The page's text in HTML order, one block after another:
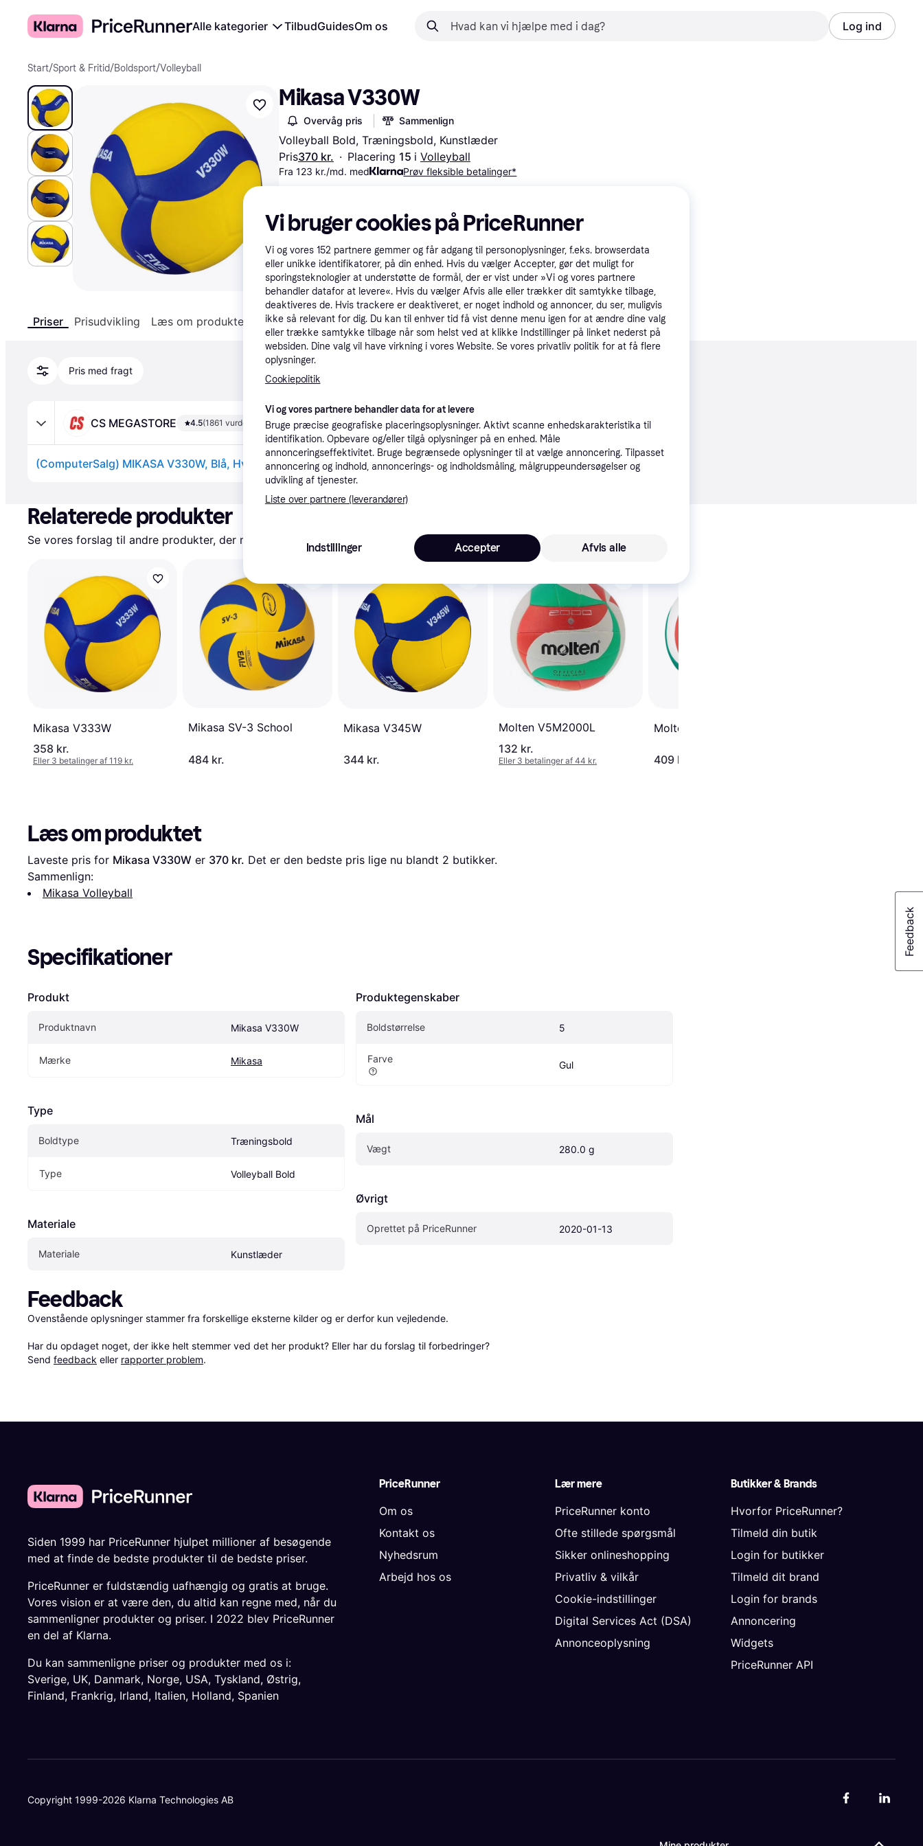
Alle kategorier TilbudGuidesOm os Log ind
Start/Sport & Fritid/Boldsport/Volleyball
Mikasa V330W
Overvåg pris Sammenlign
Volleyball Bold, Træningsbold, Kunstlæder
Pris370 kr. · Placering 15 i Volleyball
Fra 123 kr./md. med Prøv fleksible betalinger*
Priser Prisudvikling Læs om produktet Specifikationer
Pris med fragt
CS MEGASTORE 4.5(1861 vurderinger) Købsgaranti
(ComputerSalg) MIKASA V330W, Blå, Hvid, Gul, Nylon, Indendørs, FIVB, Mønster, 1 stk 39 kr. fragt,4-5 dage 370 kr.
Eller 123 kr./md.
Relaterede produkter
Se vores forslag til andre produkter, der matcher dine interesser.
Mikasa V333W
358 kr.
Eller 3 betalinger af 119 kr.
Mikasa SV-3 School
484 kr.
Mikasa V345W
344 kr.
Molten V5M2000L
132 kr.
Eller 3 betalinger af 44 kr.
Molten V5M4000
409 kr.
Læs om produktet
Laveste pris for Mikasa V330W er 370 kr. Det er den bedste pris lige nu blandt 2 butikker.
Sammenlign:
Mikasa Volleyball
Specifikationer
Produkt
Produktnavn Mikasa V330W
Mærke Mikasa
Type
Boldtype Træningsbold
Type Volleyball Bold
Materiale
Materiale Kunstlæder
Produktegenskaber
Boldstørrelse 5
Farve
Gul
Mål
Vægt 280.0 g
Øvrigt
Oprettet på PriceRunner 2020-01-13
Feedback
Ovenstående oplysninger stammer fra forskellige eksterne kilder og er derfor kun vejledende.
Har du opdaget noget, der ikke helt stemmer ved det her produkt? Eller har du forslag til forbedringer?
Send feedback eller rapporter problem.
PriceRunner
Om os
Kontakt os
Nyhedsrum
Arbejd hos os
Lær mere
PriceRunner konto
Ofte stillede spørgsmål
Sikker onlineshopping
Privatliv & vilkår
Cookie-indstillinger
Digital Services Act (DSA)
Annonceoplysning
Butikker & Brands
Hvorfor PriceRunner?
Tilmeld din butik
Login for butikker
Tilmeld dit brand
Login for brands
Annoncering
Widgets
PriceRunner API
Siden 1999 har PriceRunner hjulpet millioner af besøgende
med at finde de bedste produkter til de bedste priser.
PriceRunner er fuldstændig uafhængig og gratis at bruge.
Vores vision er at være den, du altid kan regne med, når du
sammenligner produkter og priser. I 2022 blev PriceRunner
en del af Klarna.
Du kan sammenligne priser og produkter med os i:
Sverige, UK, Danmark, Norge, USA, Tyskland, Østrig,
Finland, Frankrig, Irland, Italien, Holland, Spanien
Copyright 1999-2026 Klarna Technologies AB
Vi bruger cookies på PriceRunner
Vi og vores 152 partnere gemmer og får adgang til personoplysninger, f.eks. browserdata
eller unikke identifikatorer, på din enhed. Hvis du vælger Accepter, gør det muligt for
sporingsteknologier at understøtte de formål, der er vist under »Vi og vores partnere
behandler datafor at levere«. Hvis du vælger Afvis alle eller trækker dit samtykke tilbage,
deaktiveres de. Hvis trackere er deaktiveret, er noget indhold og annoncer, du ser, muligvis
ikke så relevant for dig. Du kan til enhver tid få vist denne menu igen for at ændre dine valg
eller trække samtykke tilbage når som helst ved at klikke Indstillinger på linket nederst på
websiden. Dine valg vil have virkning i vores Website. Se vores privatliv politik for at få flere
oplysninger.
Cookiepolitik
Vi og vores partnere behandler data for at levere
Bruge præcise geografiske placeringsoplysninger. Aktivt scanne enhedskarakteristika til
identifikation. Opbevare og/eller tilgå oplysninger på en enhed. Måle
annonceringseffektivitet. Bruge begrænsede oplysninger til at vælge annoncering. Tilpasset
annoncering og indhold, annoncerings- og indholdsmåling, målgruppeundersøgelser og
udvikling af tjenester.
Liste over partnere (leverandører)
Indstillinger Afvis alle
Accepter